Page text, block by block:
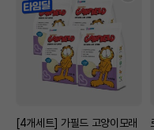
[4개세트] 가필드 고양이모래